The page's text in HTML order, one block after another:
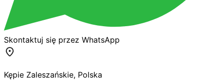
Skontaktuj się przez WhatsApp
Kępie Zaleszańskie, Polska